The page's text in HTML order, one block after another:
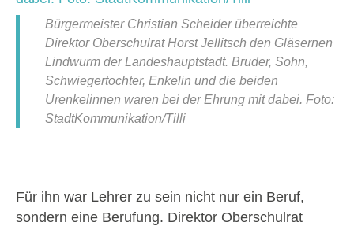
Bürgermeister Christian Scheider überreichte
Direktor Oberschulrat Horst Jellitsch den Gläsernen
Lindwurm der Landeshauptstadt. Bruder, Sohn,
Schwiegertochter, Enkelin und die beiden
Urenkelinnen waren bei der Ehrung mit dabei. Foto:
StadtKommunikation/Tilli
Für ihn war Lehrer zu sein nicht nur ein Beruf,
sondern eine Berufung. Direktor Oberschulrat